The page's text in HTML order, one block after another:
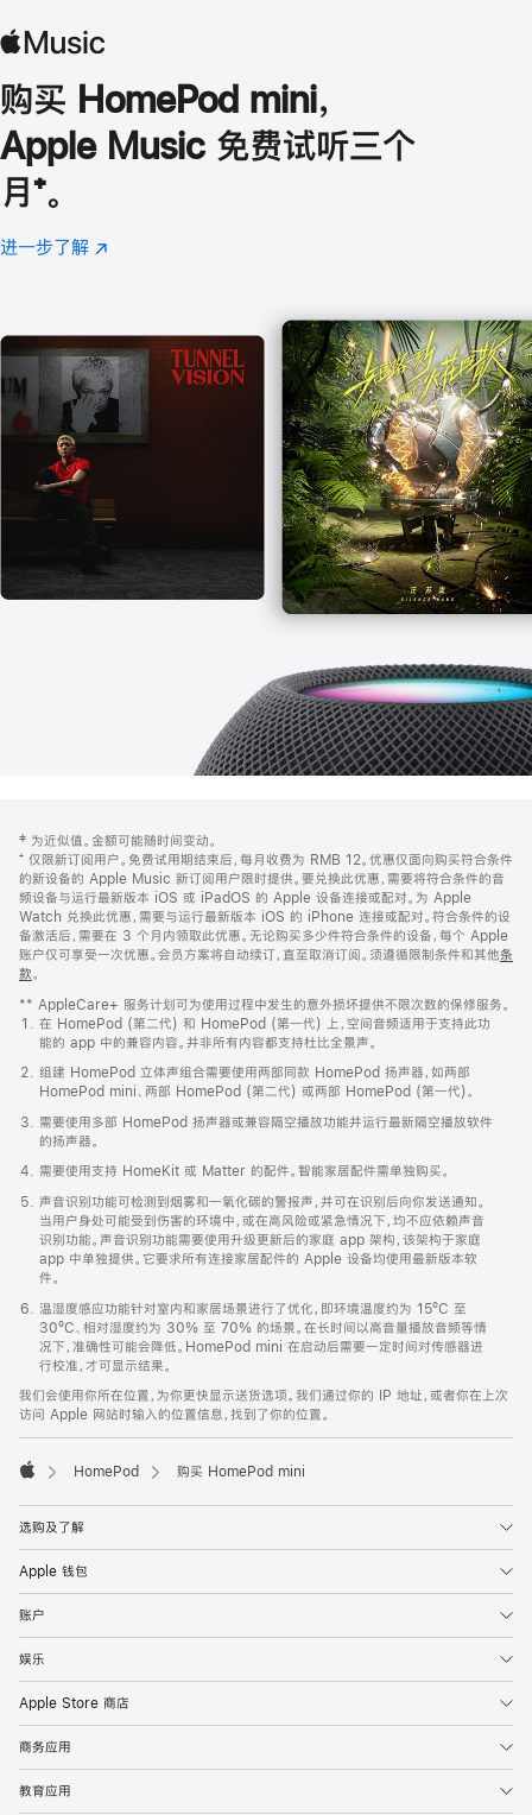
购买 HomePod mini，
Apple Music 免费试听三个
月 脚
注
⁺。
进一步了解 Apple
(在
口
中
打
开)
页
页
脚
注
‡ 为近似值。金额可能随时间变动。
⁺ 仅限新订阅用户。免费试用期结束后，每月收费为 RMB 12。优惠仅面向购买符合条件
的新设备的 Apple Music 新订阅用户限时提供。要兑换此优惠，需要将符合条件的音
频设备与运行最新版本 iOS 或 iPadOS 的 Apple 设备连接或配对。为 Apple
Watch 兑换此优惠，需要与运行最新版本 iOS 的 iPhone 连接或配对。符合条件的设
备激活后，需要在 3 个月内领取此优惠。无论购买多少件符合条件的设备，每个 Apple
账户仅可享受一次优惠。会员方案将自动续订，直至取消订阅。须遵循限制条件和其他条
款。
窗
口
中
打
开)
** AppleCare+ 服务计划可为使用过程中发生的意外损坏提供不限次数的保修服务。
在 HomePod (第二代) 和 HomePod (第一代) 上，空间音频适用于支持此功
能的 app 中的兼容内容。并非所有内容都支持杜比全景声。
组建 HomePod 立体声组合需要使用两部同款 HomePod 扬声器，如两部
HomePod mini、两部 HomePod (第二代) 或两部 HomePod (第一代)。
需要使用多部 HomePod 扬声器或兼容隔空播放功能并运行最新隔空播放软件
的扬声器。
需要使用支持 HomeKit 或 Matter 的配件。智能家居配件需单独购买。
声音识别功能可检测到烟雾和一氧化碳的警报声，并可在识别后向你发送通知。
当用户身处可能受到伤害的环境中，或在高风险或紧急情况下，均不应依赖声音
识别功能。声音识别功能需要使用升级更新后的家庭 app 架构，该架构于家庭
app 中单独提供。它要求所有连接家居配件的 Apple 设备均使用最新版本软
件。
温湿度感应功能针对室内和家居场景进行了优化，即环境温度约为 15ºC 至
30ºC、相对湿度约为 30% 至 70% 的场景。在长时间以高音量播放音频等情
况下，准确性可能会降低。HomePod mini 在启动后需要一定时间对传感器进
行校准，才可显示结果。
我们会使用你所在位置，为你更快显示送货选项。我们通过你的 IP 地址，或者你在上次
访问 Apple 网站时输入的位置信息，找到了你的位置。
HomePod 购买 HomePod mini
选购及了解
Apple 钱包
账户
娱乐
Apple Store 商店
商务应用
教育应用